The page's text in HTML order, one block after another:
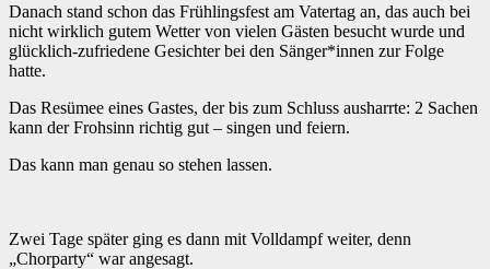
Danach stand schon das Frühlingsfest am Vatertag an, das auch bei
nicht wirklich gutem Wetter von vielen Gästen besucht wurde und
glücklich-zufriedene Gesichter bei den Sänger*innen zur Folge
hatte.
Das Resümee eines Gastes, der bis zum Schluss ausharrte: 2 Sachen
kann der Frohsinn richtig gut – singen und feiern.
Das kann man genau so stehen lassen.
Zwei Tage später ging es dann mit Volldampf weiter, denn
„Chorparty“ war angesagt.